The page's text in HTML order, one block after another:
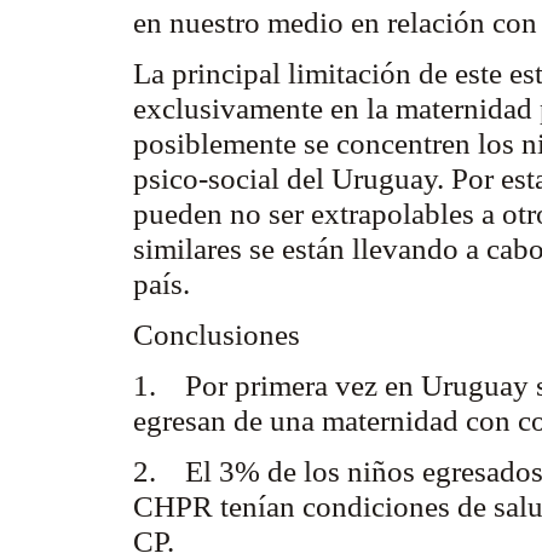
en nuestro medio en relación
La principal limitación de este
exclusivamente en la
posiblemente se concentren los
psico-social del Uruguay. Por
pueden no ser extrapolables a
similares se están llevando a
país.
Conclusiones
1. Por primera vez en Uruguay
egresan de una maternidad con
2. El 3% de los niños
CHPR tenían condiciones de
CP.